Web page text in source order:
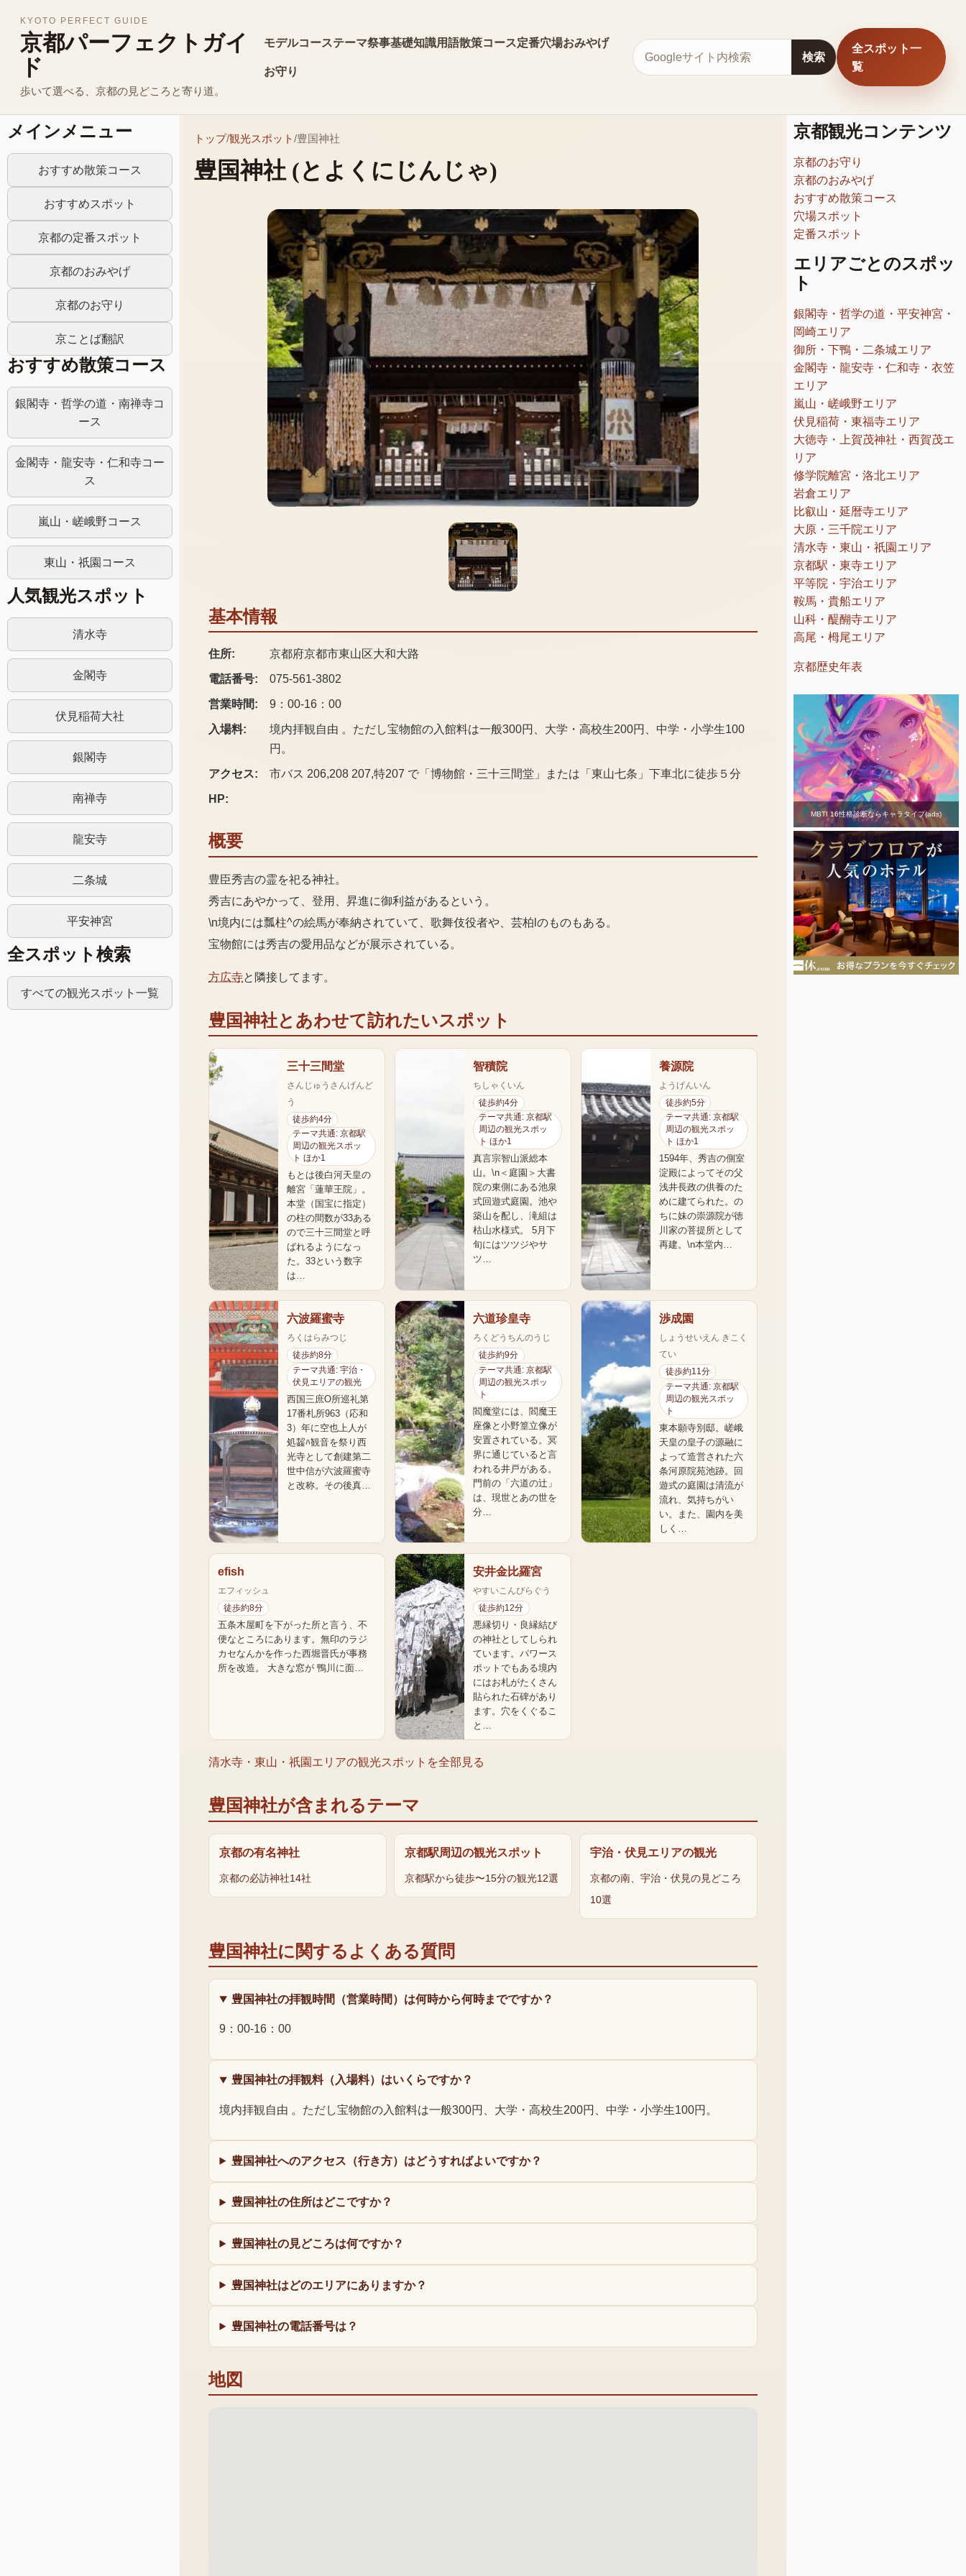
KYOTO PERFECT GUIDE
京都パーフェクトガイ
ド
歩いて選べる、京都の見どころと寄り道。
モデルコーステーマ祭事基礎知識用語散策コース定番穴場おみやげ
お守り
サイト内検索
検索
全スポット一
覧
メインメニュー
おすすめ散策コース
おすすめスポット
京都の定番スポット
京都のおみやげ
京都のお守り
京ことば翻訳
おすすめ散策コース
銀閣寺・哲学の道・南禅寺コ
ース
金閣寺・龍安寺・仁和寺コー
ス
嵐山・嵯峨野コース
東山・祇園コース
人気観光スポット
清水寺
金閣寺
伏見稲荷大社
銀閣寺
南禅寺
龍安寺
二条城
平安神宮
全スポット検索
すべての観光スポット一覧
トップ/観光スポット/豊国神社
豊国神社 (とよくにじんじゃ)
基本情報
住所: 京都府京都市東山区大和大路
電話番号: 075-561-3802
営業時間: 9：00-16：00
入場料:
境内拝観自由 。ただし宝物館の入館料は一般300円、大学・高校生200円、中学・小学生100
円。
アクセス: 市バス 206,208 207,特207 で「博物館・三十三間堂」または「東山七条」下車北に徒歩５分
HP:
概要
豊臣秀吉の霊を祀る神社。
秀吉にあやかって、登用、昇進に御利益があるという。
\n境内には瓢柱^の絵馬が奉納されていて、歌舞伎役者や、芸柏lのものもある。
宝物館には秀吉の愛用品などが展示されている。
方広寺と隣接してます。
豊国神社とあわせて訪れたいスポット
三十三間堂
さんじゅうさんげんど
う
徒歩約4分
テーマ共通: 京都駅
周辺の観光スポッ
ト ほか1
もとは後白河天皇の
離宮「蓮華王院」。
本堂（国宝に指定）
の柱の間数が33ある
ので三十三間堂と呼
ばれるようになっ
た。33という数字
は…
智積院
ちしゃくいん
徒歩約4分
テーマ共通: 京都駅
周辺の観光スポッ
ト ほか1
真言宗智山派総本
山。\n＜庭園＞大書
院の東側にある池泉
式回遊式庭園。池や
築山を配し、滝組は
枯山水様式。 5月下
旬にはツツジやサ
ツ…
養源院
ようげんいん
徒歩約5分
テーマ共通: 京都駅
周辺の観光スポッ
ト ほか1
1594年、秀吉の側室
淀殿によってその父
浅井長政の供養のた
めに建てられた。の
ちに妹の崇源院が徳
川家の菩提所として
再建。\n本堂内…
六波羅蜜寺
ろくはらみつじ
徒歩約8分
テーマ共通: 宇治・
伏見エリアの観光
西国三庶O所巡礼第
17番札所963（応和
3）年に空也上人が
処齧ﾊ観音を祭り西
光寺として創建第二
世中信が六波羅蜜寺
と改称。その後真…
六道珍皇寺
ろくどうちんのうじ
徒歩約9分
テーマ共通: 京都駅
周辺の観光スポッ
ト
閻魔堂には、閻魔王
座像と小野篁立像が
安置されている。冥
界に通じていると言
われる井戸がある。
門前の「六道の辻」
は、現世とあの世を
分…
渉成園
しょうせいえん きこく
てい
徒歩約11分
テーマ共通: 京都駅
周辺の観光スポッ
ト
東本願寺別邸。嵯峨
天皇の皇子の源融に
よって造営された六
条河原院苑池跡。回
遊式の庭園は清流が
流れ、気持ちがい
い。また、園内を美
しく…
efish
エフィッシュ
徒歩約8分
五条木屋町を下がった所と言う、不
便なところにあります。無印のラジ
カセなんかを作った西堀晋氏が事務
所を改造。 大きな窓が 鴨川に面…
安井金比羅宮
やすいこんぴらぐう
徒歩約12分
悪縁切り・良縁結び
の神社としてしられ
ています。パワース
ポットでもある境内
にはお札がたくさん
貼られた石碑があり
ます。穴をくぐるこ
と…
清水寺・東山・祇園エリアの観光スポットを全部見る
豊国神社が含まれるテーマ
京都の有名神社
京都の必訪神社14社
京都駅周辺の観光スポット
京都駅から徒歩〜15分の観光12選
宇治・伏見エリアの観光
京都の南、宇治・伏見の見どころ
10選
豊国神社に関するよくある質問
豊国神社の拝観時間（営業時間）は何時から何時までですか？
9：00-16：00
豊国神社の拝観料（入場料）はいくらですか？
境内拝観自由 。ただし宝物館の入館料は一般300円、大学・高校生200円、中学・小学生100円。
豊国神社へのアクセス（行き方）はどうすればよいですか？
豊国神社の住所はどこですか？
豊国神社の見どころは何ですか？
豊国神社はどのエリアにありますか？
豊国神社の電話番号は？
地図
京都観光コンテンツ
京都のお守り
京都のおみやげ
おすすめ散策コース
穴場スポット
定番スポット
エリアごとのスポッ
ト
銀閣寺・哲学の道・平安神宮・
岡崎エリア
御所・下鴨・二条城エリア
金閣寺・龍安寺・仁和寺・衣笠
エリア
嵐山・嵯峨野エリア
伏見稲荷・東福寺エリア
大徳寺・上賀茂神社・西賀茂エ
リア
修学院離宮・洛北エリア
岩倉エリア
比叡山・延暦寺エリア
大原・三千院エリア
清水寺・東山・祇園エリア
京都駅・東寺エリア
平等院・宇治エリア
鞍馬・貴船エリア
山科・醍醐寺エリア
高尾・栂尾エリア
京都歴史年表
MBTI 16性格診断ならキャラタイプ(ads)